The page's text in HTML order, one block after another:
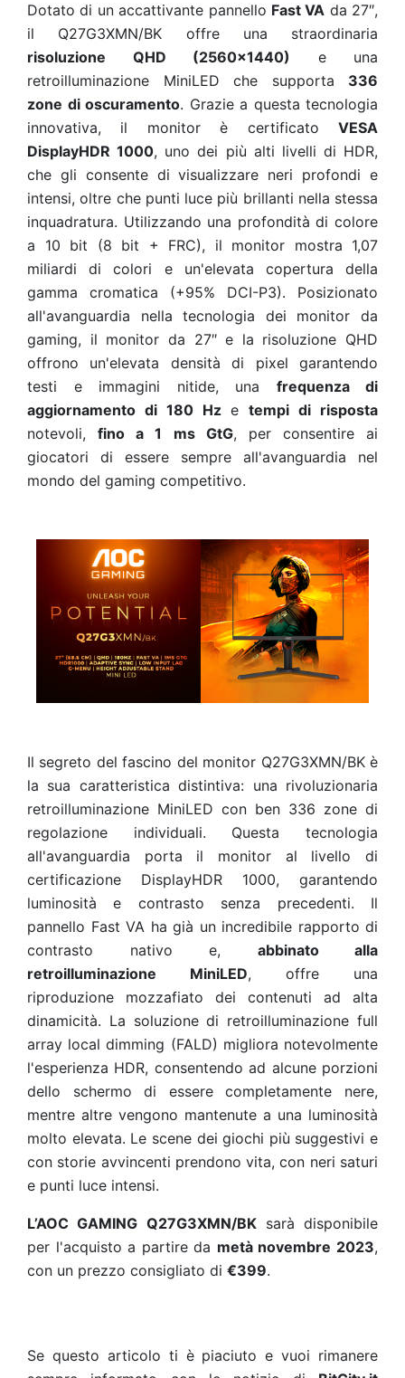
Dotato di un accattivante pannello Fast VA da 27″,
il Q27G3XMN/BK offre una straordinaria
risoluzione QHD (2560x1440) e una
retroilluminazione MiniLED che supporta 336
zone di oscuramento. Grazie a questa tecnologia
innovativa, il monitor è certificato VESA
DisplayHDR 1000, uno dei più alti livelli di HDR,
che gli consente di visualizzare neri profondi e
intensi, oltre che punti luce più brillanti nella stessa
inquadratura. Utilizzando una profondità di colore
a 10 bit (8 bit + FRC), il monitor mostra 1,07
miliardi di colori e un'elevata copertura della
gamma cromatica (+95% DCI-P3). Posizionato
all'avanguardia nella tecnologia dei monitor da
gaming, il monitor da 27″ e la risoluzione QHD
offrono un'elevata densità di pixel garantendo
testi e immagini nitide, una frequenza di
aggiornamento di 180 Hzetempi di risposta
notevoli,fino a 1 ms GtG, per consentire ai
giocatori di essere sempre all'avanguardia nel
mondo del gaming competitivo.
Il segreto del fascino del monitor Q27G3XMN/BK è
la sua caratteristica distintiva: una rivoluzionaria
retroilluminazione MiniLED con ben 336 zone di
regolazione individuali. Questa tecnologia
all'avanguardia porta il monitor al livello di
certificazione DisplayHDR 1000, garantendo
luminosità e contrasto senza precedenti. Il
pannello Fast VA ha già un incredibile rapporto di
contrasto nativo e, abbinato alla
retroilluminazione MiniLED, offre una
riproduzione mozzafiato dei contenuti ad alta
dinamicità. La soluzione di retroilluminazione full
array local dimming (FALD) migliora notevolmente
l'esperienza HDR, consentendo ad alcune porzioni
dello schermo di essere completamente nere,
mentre altre vengono mantenute a una luminosità
molto elevata. Le scene dei giochi più suggestivi e
con storie avvincenti prendono vita, con neri saturi
e punti luce intensi.
L’AOC GAMING Q27G3XMN/BKsarà disponibile
per l'acquisto a partire da metà novembre 2023,
con un prezzo consigliato di €399.
Se questo articolo ti è piaciuto e vuoi rimanere